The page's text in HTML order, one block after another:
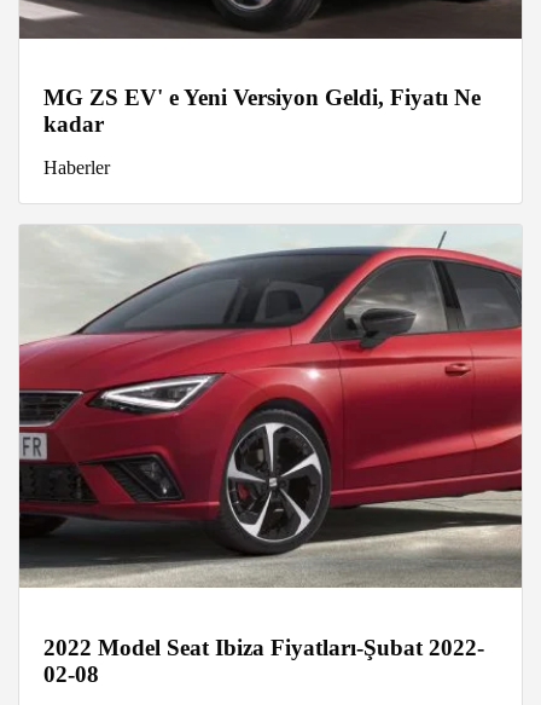
MG ZS EV' e Yeni Versiyon Geldi, Fiyatı Ne
kadar
Haberler
2022 Model Seat Ibiza Fiyatları-Şubat 2022-
02-08